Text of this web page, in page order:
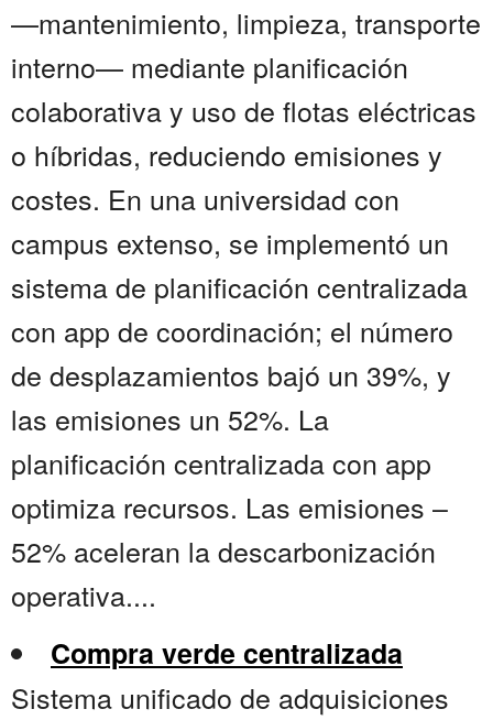
—mantenimiento, limpieza, transporte
interno— mediante planificación
colaborativa y uso de flotas eléctricas
o híbridas, reduciendo emisiones y
costes. En una universidad con
campus extenso, se implementó un
sistema de planificación centralizada
con app de coordinación; el número
de desplazamientos bajó un 39%, y
las emisiones un 52%. La
planificación centralizada con app
optimiza recursos. Las emisiones –
52% aceleran la descarbonización
operativa....
Compra verde centralizada
Sistema unificado de adquisiciones